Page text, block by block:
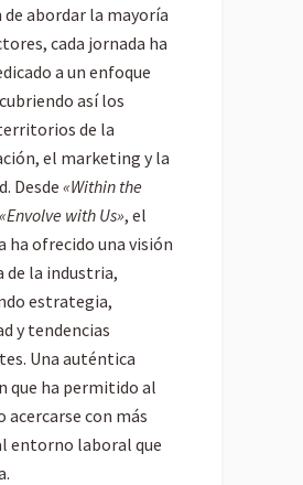
de abordar la mayoría
cada jornada ha
a un enfoque
así los
de la
el marketing y la
Desde «Within the
«Envolve with Us», el
ha ofrecido una visión
la industria,
estrategia,
y tendencias
Una auténtica
que ha permitido al
acercarse con más
entorno laboral que